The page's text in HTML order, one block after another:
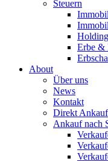
Steuern
Erbe &
About
Über uns
News
Kontakt
Direkt Ankauf
Ankauf nach